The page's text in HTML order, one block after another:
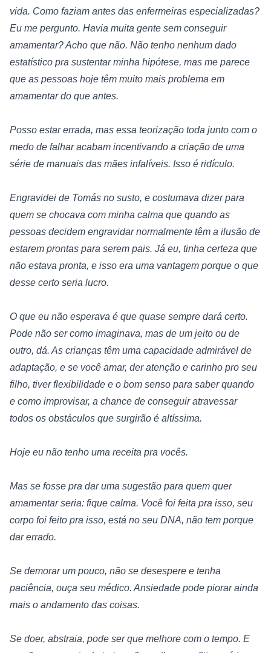
vida. Como faziam antes das enfermeiras especializadas?
Eu me pergunto. Havia muita gente sem conseguir
amamentar? Acho que não. Não tenho nenhum dado
estatístico pra sustentar minha hipótese, mas me parece
que as pessoas hoje têm muito mais problema em
amamentar do que antes.
Posso estar errada, mas essa teorização toda junto com o
medo de falhar acabam incentivando a criação de uma
série de manuais das mães infalíveis. Isso é ridículo.
Engravidei de Tomás no susto, e costumava dizer para
quem se chocava com minha calma que quando as
pessoas decidem engravidar normalmente têm a ilusão de
estarem prontas para serem pais. Já eu, tinha certeza que
não estava pronta, e isso era uma vantagem porque o que
desse certo seria lucro.
O que eu não esperava é que quase sempre dará certo.
Pode não ser como imaginava, mas de um jeito ou de
outro, dá. As crianças têm uma capacidade admirável de
adaptação, e se você amar, der atenção e carinho pro seu
filho, tiver flexibilidade e o bom senso para saber quando
e como improvisar, a chance de conseguir atravessar
todos os obstáculos que surgirão é altíssima.
Hoje eu não tenho uma receita pra vocês.
Mas se fosse pra dar uma sugestão para quem quer
amamentar seria: fique calma. Você foi feita pra isso, seu
corpo foi feito pra isso, está no seu DNA, não tem porque
dar errado.
Se demorar um pouco, não se desespere e tenha
paciência, ouça seu médico. Ansiedade pode piorar ainda
mais o andamento das coisas.
Se doer, abstraia, pode ser que melhore com o tempo. E